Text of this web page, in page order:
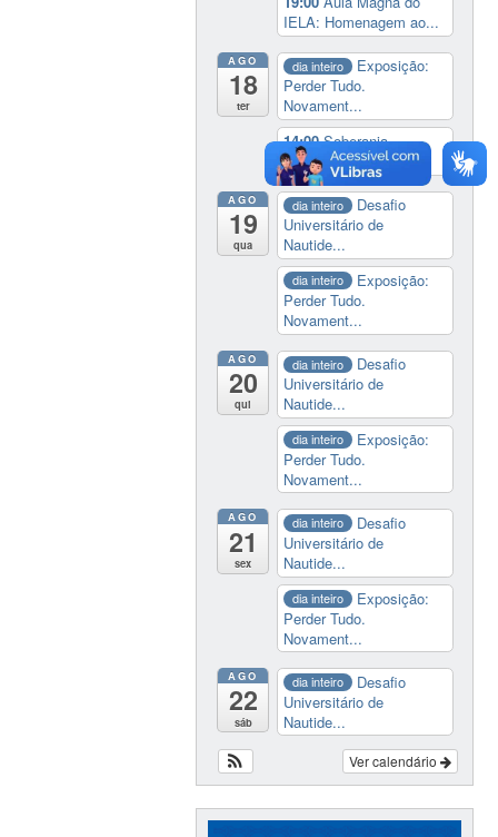
IELA: Homenagem ao...
AGO
18
ter
dia inteiro
Exposição:
Perder Tudo.
Novament...
14:00Soberania
tecnológica e digital
AGO
19
qua
dia inteiro
Desafio
Universitário de
Nautide...
dia inteiro
Exposição:
Perder Tudo.
Novament...
AGO
20
qui
dia inteiro
Desafio
Universitário de
Nautide...
dia inteiro
Exposição:
Perder Tudo.
Novament...
AGO
21
sex
dia inteiro
Desafio
Universitário de
Nautide...
dia inteiro
Exposição:
Perder Tudo.
Novament...
AGO
22
sáb
dia inteiro
Desafio
Universitário de
Nautide...
Ver calendário